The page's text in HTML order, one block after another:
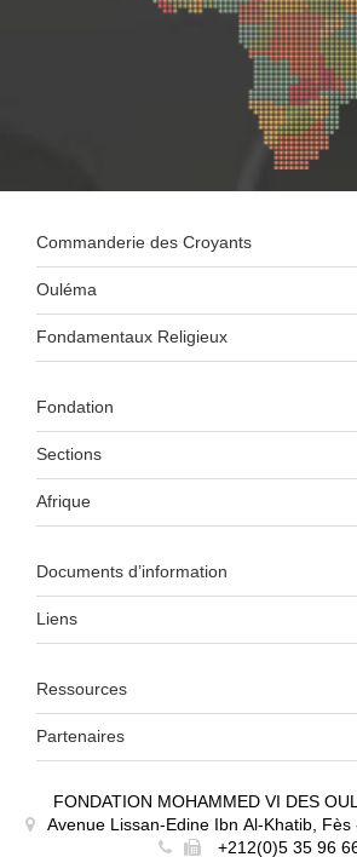
Commanderie des Croyants
Ouléma
Fondamentaux Religieux
Fondation
Sections
Afrique
Documents d’information
Liens
Ressources
Partenaires
FONDATION MOHAMMED VI DES
Avenue Lissan-Edine Ibn Al-Khatib,
+212(0)5 35 96